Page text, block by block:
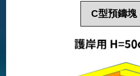
C型預鑄塊